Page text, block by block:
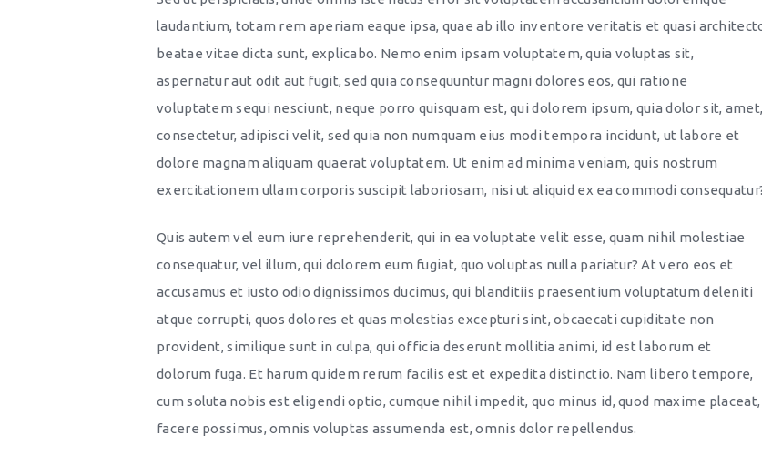
laudantium, totam rem aperiam eaque ipsa, quae ab illo inventore veritatis et quasi
beatae vitae dicta sunt, explicabo. Nemo enim ipsam voluptatem, quia voluptas sit,
aspernatur aut odit aut fugit, sed quia consequuntur magni dolores eos, qui ratione
voluptatem sequi nesciunt, neque porro quisquam est, qui dolorem ipsum, quia dolor sit, amet,
consectetur, adipisci velit, sed quia non numquam eius modi tempora incidunt, ut labore et
dolore magnam aliquam quaerat voluptatem. Ut enim ad minima veniam, quis nostrum
exercitationem ullam corporis suscipit laboriosam, nisi ut aliquid ex ea commodi
Quis autem vel eum iure reprehenderit, qui in ea voluptate velit esse, quam nihil molestiae
consequatur, vel illum, qui dolorem eum fugiat, quo voluptas nulla pariatur? At vero eos et
accusamus et iusto odio dignissimos ducimus, qui blanditiis praesentium voluptatum deleniti
atque corrupti, quos dolores et quas molestias excepturi sint, obcaecati cupiditate non
provident, similique sunt in culpa, qui officia deserunt mollitia animi, id est laborum et
dolorum fuga. Et harum quidem rerum facilis est et expedita distinctio. Nam libero tempore,
cum soluta nobis est eligendi optio, cumque nihil impedit, quo minus id, quod maxime placeat,
facere possimus, omnis voluptas assumenda est, omnis dolor repellendus.